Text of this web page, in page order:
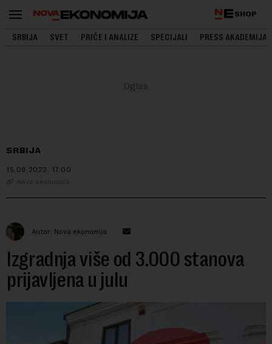
SHOP
SRBIJA SVET PRIČE I ANALIZE SPECIJALI PRESS AKADEMIJA
SRBIJA
15.09.2023. 17:00
Nova ekonomija
Autor: Nova ekonomija
Izgradnja više od 3.000 stanova
prijavljena u julu